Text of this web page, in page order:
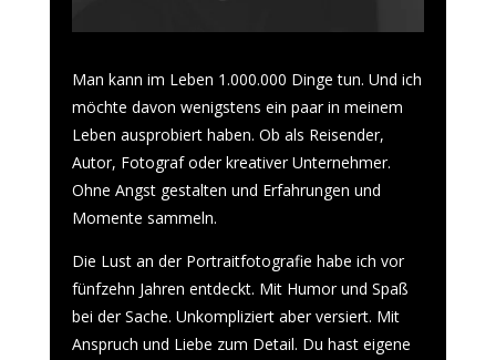
Man kann im Leben 1.000.000 Dinge tun. Und ich
möchte davon wenigstens ein paar in meinem
Leben ausprobiert haben. Ob als Reisender,
Autor, Fotograf oder kreativer Unternehmer.
Ohne Angst gestalten und Erfahrungen und
Momente sammeln.
Die Lust an der Portraitfotografie habe ich vor
fünfzehn Jahren entdeckt. Mit Humor und Spaß
bei der Sache. Unkompliziert aber versiert. Mit
Anspruch und Liebe zum Detail. Du hast eigene